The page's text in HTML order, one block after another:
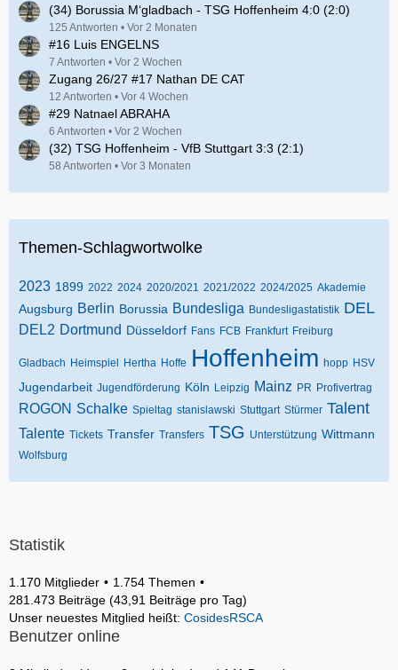
(34) Borussia M‘gladbach - TSG Hoffenheim 4:0 (2:0)
125 Antworten Vor 2 Monaten
#16 Luis ENGELNS
7 Antworten Vor 2 Wochen
Zugang 26/27 #17 Nathan DE CAT
12 Antworten Vor 4 Wochen
#29 Natnael ABRAHA
6 Antworten Vor 2 Wochen
(32) TSG Hoffenheim - VfB Stuttgart 3:3 (2:1)
58 Antworten Vor 3 Monaten
Themen-Schlagwortwolke
2023 1899 2022 2024 2020/2021 2021/2022 2024/2025 Akademie
Augsburg Berlin Borussia Bundesliga Bundesligastatistik DEL
DEL2 Dortmund Düsseldorf Fans FCB Frankfurt Freiburg
Gladbach Heimspiel Hertha Hoffe Hoffenheim hopp HSV
Jugendarbeit Jugendförderung Köln Leipzig Mainz PR Profivertrag
ROGON Schalke Spieltag stanislawski Stuttgart Stürmer Talent
Talente Tickets Transfer Transfers TSG Unterstützung Wittmann
Wolfsburg
Statistik
1.170 Mitglieder
1.754 Themen
281.473 Beiträge (43,91 Beiträge pro Tag)
Unser neuestes Mitglied heißt: CosidesRSCA
Benutzer online